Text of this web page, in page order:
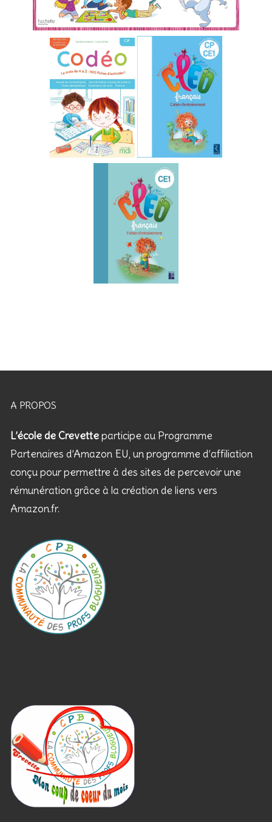
A PROPOS
L’école de Crevetteparticipe au Programme
Partenaires d’Amazon EU, un programme d’affiliation
conçu pour permettre à des sites de percevoir une
rémunération grâce à la création de liens vers
Amazon.fr.